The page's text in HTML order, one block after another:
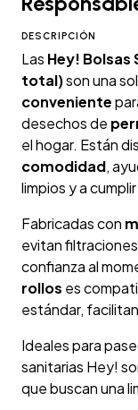
DESCRIPCIÓN
Las Hey! Bolsas
total)son una
conveniente
desechos de
el hogar. Están
comodidad,
limpios y a
Fabricadas con
evitan
confianza al
rollos es
estándar,
Ideales para
sanitarias Hey!
que buscan una